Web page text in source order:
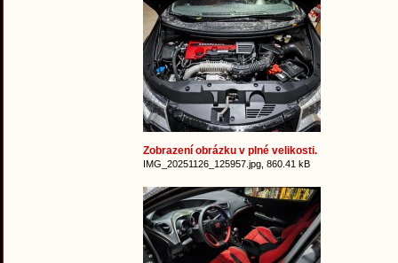
Zobrazení obrázku v plné velikosti.
IMG_20251126_125957.jpg, 860.41 kB